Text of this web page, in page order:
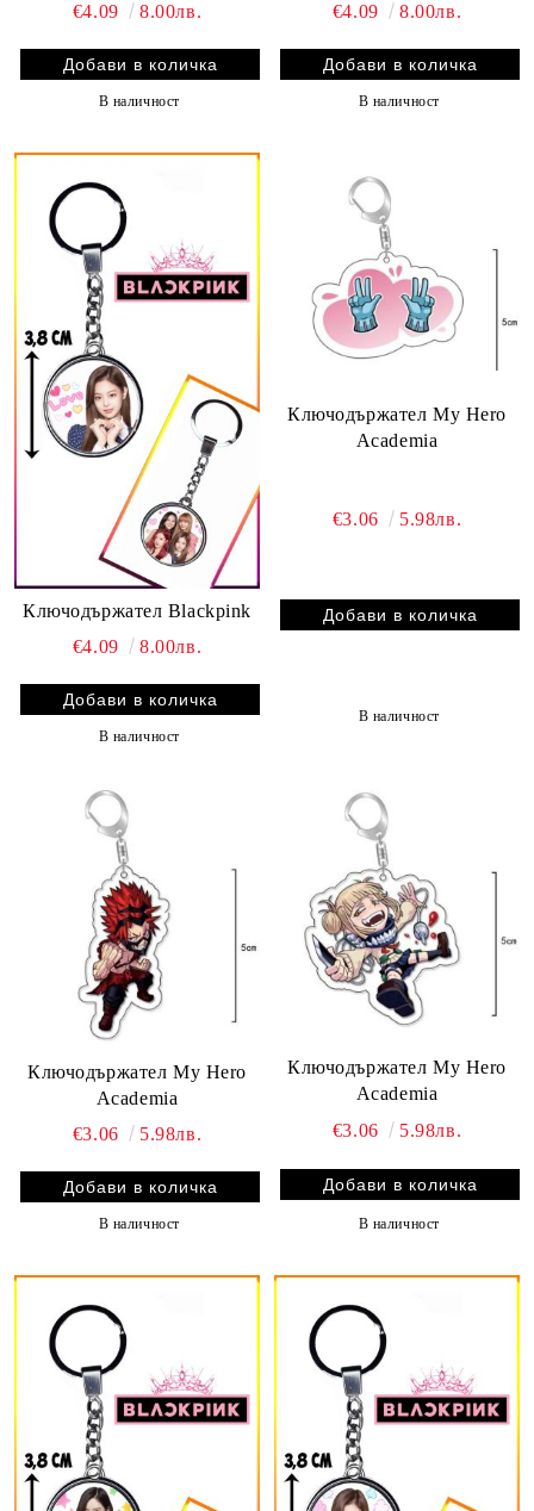
€4.09
8.00лв.
В наличност
€4.09
8.00лв.
В наличност
Ключодържател Blackpink
€4.09
8.00лв.
В наличност
Ключодържател My Hero
Academia
€3.06 5.98лв.
В наличност
Ключодържател My Hero
Academia
€3.06
5.98лв.
В наличност
Ключодържател My Hero
Academia
€3.06
5.98лв.
В наличност